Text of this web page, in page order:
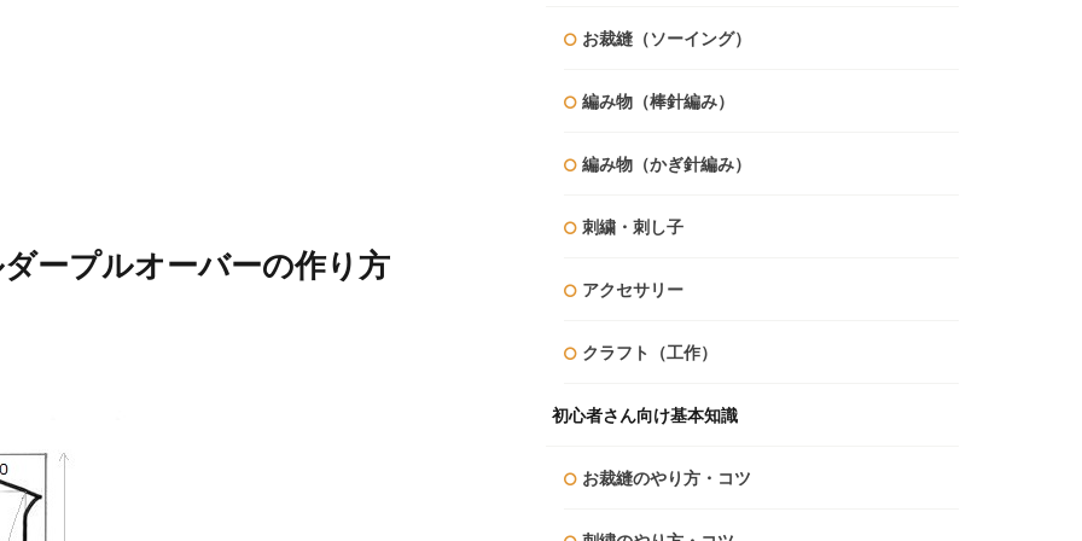
ープルオーバーの作り方
お裁縫（ソーイング）
編み物（棒針編み）
編み物（かぎ針編み）
刺繍・刺し子
アクセサリー
クラフト（工作）
初心者さん向け基本知識
お裁縫のやり方・コツ